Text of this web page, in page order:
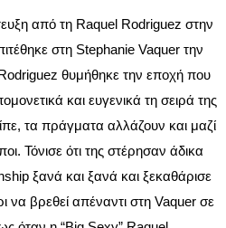
από τη Raquel Rodriguez στην
στη Stephanie Vaquer την
θυμήθηκε την εποχή που
και ευγενικά τη σειρά της
τα πράγματα αλλάζουν και μαζί
Τόνισε ότι της στέρησαν άδικα
ξανά και ξανά και ξεκαθάρισε
να βρεθεί απέναντι στη Vaquer σε